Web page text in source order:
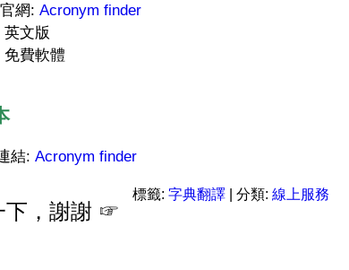
網:Acronym finder
文版
免費軟體
結:Acronym finder
，謝謝 ☞
標籤: 字典翻譯 | 分類: 線上服務